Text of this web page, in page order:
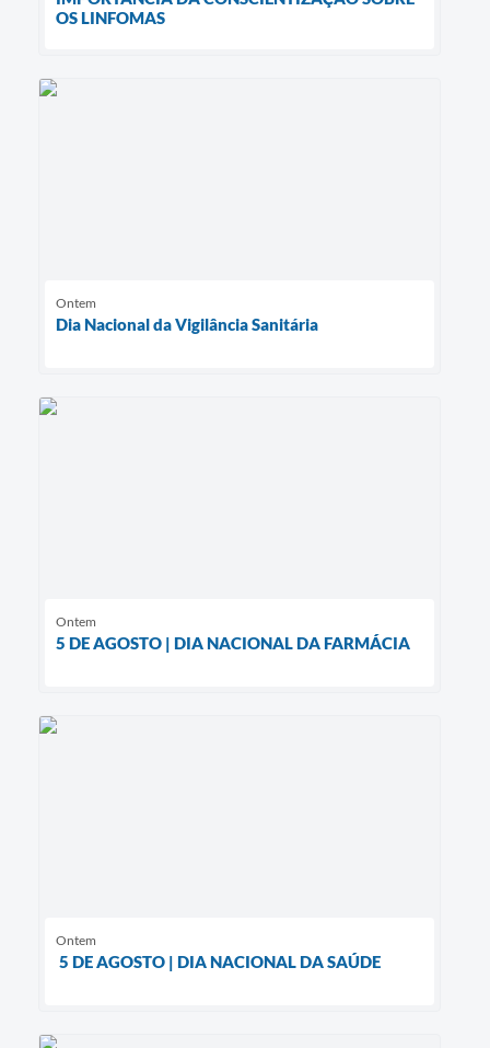
OS LINFOMAS
Ontem
Dia Nacional da Vigilância Sanitária
Ontem
5 DE AGOSTO | DIA NACIONAL DA FARMÁCIA
Ontem
5 DE AGOSTO | DIA NACIONAL DA SAÚDE